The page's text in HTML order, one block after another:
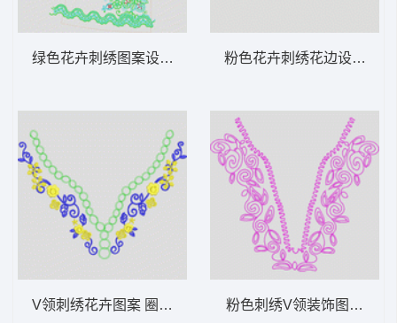
绿色花卉刺绣图案设计图 襟边摆复杂花
V领刺绣花卉图案 圈圈领
粉色花卉刺绣花边设计图
粉色刺绣V领装饰图案 简